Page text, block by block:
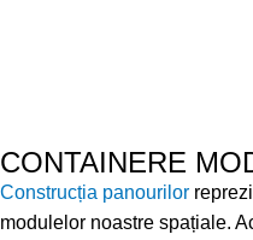
CONTAINERE
Construcția panourilor
modulelor noastre spațiale.